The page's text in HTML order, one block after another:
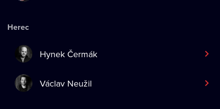
Herec
Hynek Čermák
Václav Neužil